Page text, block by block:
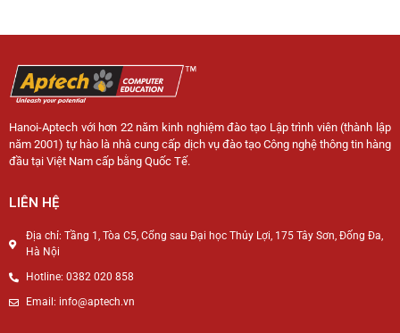
Hanoi-Aptech với hơn 22 năm kinh nghiệm đào tạo Lập trình viên (thành lập
năm 2001) tự hào là nhà cung cấp dịch vụ đào tạo Công nghệ thông tin hàng
đầu tại Việt Nam cấp bằng Quốc Tế.
LIÊN HỆ
Địa chỉ: Tầng 1, Tòa C5, Cổng sau Đại học Thủy Lợi, 175 Tây Sơn, Đống Đa,
Hà Nội
Hotline: 0382 020 858
Email: info@aptech.vn